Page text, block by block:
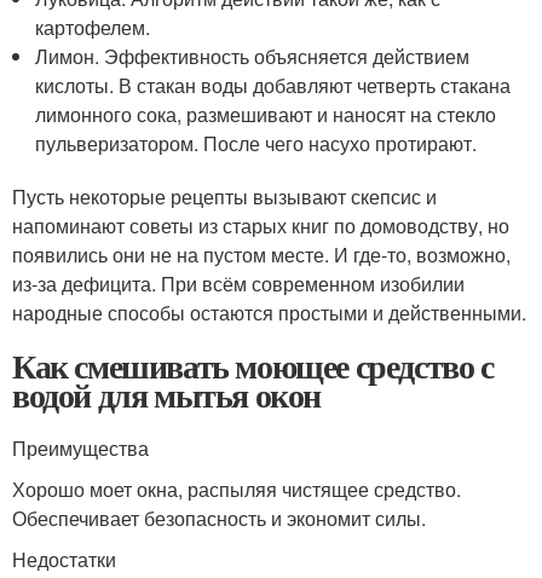
картофелем.
Лимон. Эффективность объясняется действием
кислоты. В стакан воды добавляют четверть стакана
лимонного сока, размешивают и наносят на стекло
пульверизатором. После чего насухо протирают.
Пусть некоторые рецепты вызывают скепсис и
напоминают советы из старых книг по домоводству, но
появились они не на пустом месте. И где-то, возможно,
из-за дефицита. При всём современном изобилии
народные способы остаются простыми и действенными.
Как смешивать моющее средство с
водой для мытья окон
Преимущества
Хорошо моет окна, распыляя чистящее средство.
Обеспечивает безопасность и экономит силы.
Недостатки